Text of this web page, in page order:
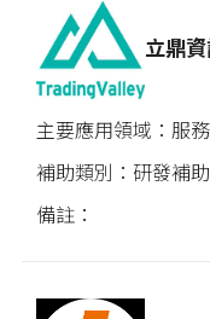
立鼎
服
研發補助